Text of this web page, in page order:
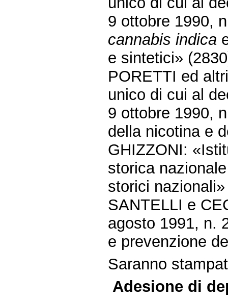
9 ottobre 1990,
cannabis indica
e sintetici»
PORETTI ed
unico di cui al
9 ottobre 1990,
della nicotina e
GHIZZONI:
storica
storici
SANTELLI e
agosto 1991, n.
e prevenzione
Saranno
Adesione di